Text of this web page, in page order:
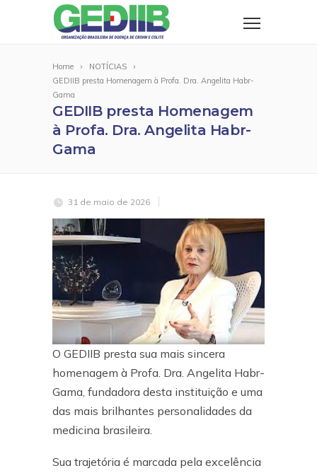
Home
NOTÍCIAS
GEDIIB presta Homenagem à Profa. Dra. Angelita Habr-
Gama
GEDIIB presta Homenagem
à Profa. Dra. Angelita Habr-
Gama
31 de maio de 2026
O GEDIIB presta sua mais sincera
homenagem à Profa. Dra. Angelita Habr-
Gama, fundadora desta instituição e uma
das mais brilhantes personalidades da
medicina brasileira.
Sua trajetória é marcada pela excelência